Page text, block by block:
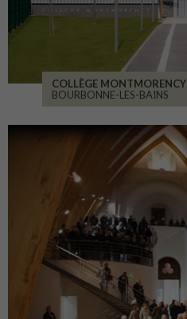
COLLÈGE MONTMORENCY
BOURBONNE-LES-BAINS